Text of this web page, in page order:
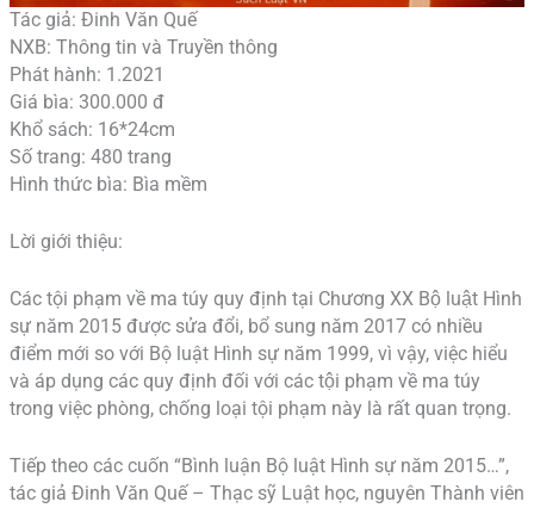
Tác giả: Đinh Văn Quế
NXB: Thông tin và Truyền thông
Phát hành: 1.2021
Giá bìa: 300.000 đ
Khổ sách: 16*24cm
Số trang: 480 trang
Hình thức bìa: Bìa mềm
Lời giới thiệu:
Các tội phạm về ma túy quy định tại Chương XX Bộ luật Hình
sự năm 2015 được sửa đổi, bổ sung năm 2017 có nhiều
điểm mới so với Bộ luật Hình sự năm 1999, vì vậy, việc hiểu
và áp dụng các quy định đối với các tội phạm về ma túy
trong việc phòng, chống loại tội phạm này là rất quan trọng.
Tiếp theo các cuốn “Bình luận Bộ luật Hình sự năm 2015…”,
tác giả Đinh Văn Quế – Thạc sỹ Luật học, nguyên Thành viên